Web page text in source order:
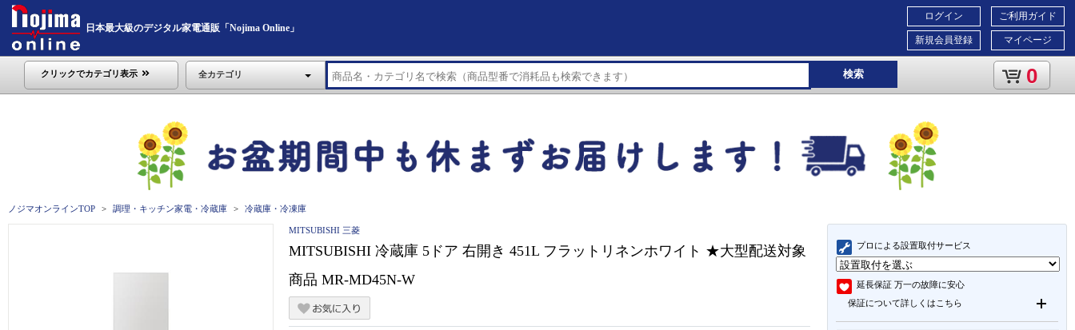
日本最大級のデジタル家電通販「Nojima Online」
ご利用ガイド
マイページ
ログイン
新規会員登録
クリックでカテゴリ表示 全カテゴリ 検索 0
ノジマオンラインTOP 調理・キッチン家電・冷蔵庫 冷蔵庫・冷凍庫
プロによる設置取付サービス
延長保証 万一の故障に安心
保証について詳しくはこちら
MITSUBISHI 三菱
MITSUBISHI 冷蔵庫 5ドア 右開き 451L フラットリネンホワイト ★大型配送対象
商品 MR-MD45N-W